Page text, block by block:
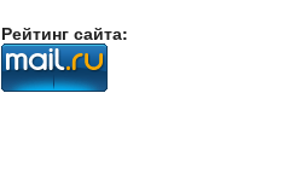
Рейтинг сайта: